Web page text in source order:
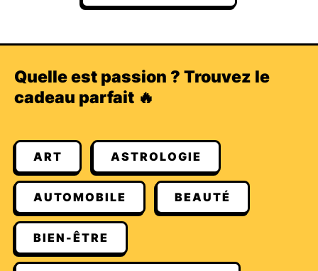
Quelle est passion ? Trouvez le
cadeau parfait 🔥
ART ASTROLOGIE
AUTOMOBILE BEAUTÉ
BIEN-ÊTRE